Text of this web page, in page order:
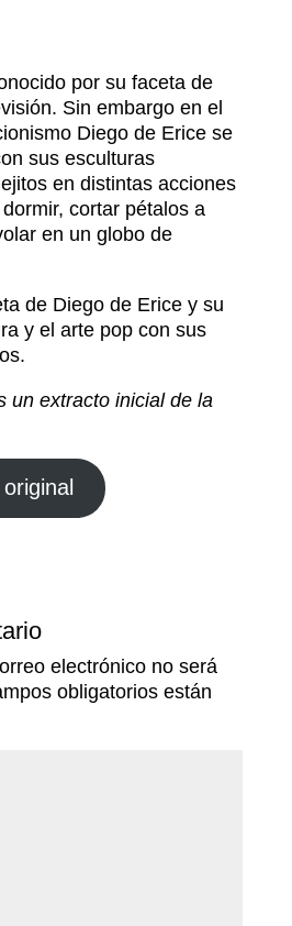
por su faceta de
Sin embargo en el
Diego de Erice se
sus esculturas
en distintas acciones
cortar pétalos a
en un globo de
de Diego de Erice y su
y el arte pop con sus
un extracto inicial de la
electrónico no será
obligatorios están